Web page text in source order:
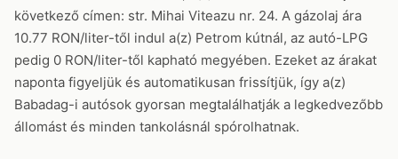
következő címen: str. Mihai Viteazu nr. 24. A gázolaj ára
10.77 RON/liter-től indul a(z) Petrom kútnál, az autó-LPG
pedig 0 RON/liter-től kapható megyében. Ezeket az árakat
naponta figyeljük és automatikusan frissítjük, így a(z)
Babadag-i autósok gyorsan megtalálhatják a legkedvezőbb
állomást és minden tankolásnál spórolhatnak.